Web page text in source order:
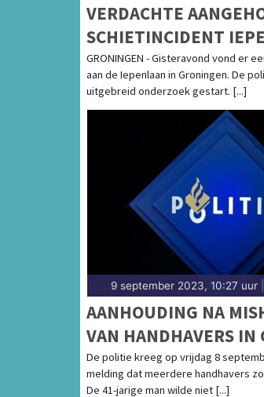
VERDACHTE
SCHIETINCIDENT
GRONINGEN
GRONINGEN - Gisteravond vond er
aan de Iepenlaan in Groningen. De
uitgebreid onderzoek gestart. [...]
9 september 2023, 10:27 uur
AANHOUDING NA
VAN HANDHAVERS IN
De politie kreeg op vrijdag 8
melding dat meerdere handhavers
De 41-jarige man wilde niet [...]